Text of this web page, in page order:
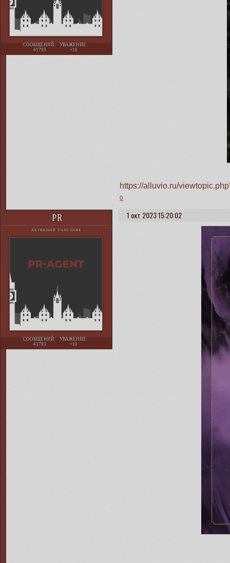
СООБЩЕНИЙ:
41793
УВАЖЕНИЕ:
+10
https://alluvio.ru/
0
1 окт 2023 15:20:02
PR
АКТИВНЫЙ УЧАСТНИК
СООБЩЕНИЙ:
41793
УВАЖЕНИЕ:
+10